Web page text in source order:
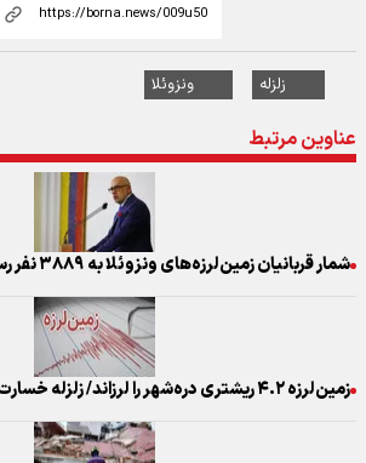
زلزله ونزوئلا
عناوین مرتبط
شمار قربانیان زمین‌لرزه‌های ونزوئلا به ۳۸۸۹ نفر رسید
زمین‌لرزه ۴.۲ ریشتری دره‌شهر را لرزاند/ زلزله خسارت نداشت